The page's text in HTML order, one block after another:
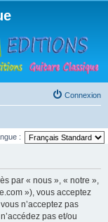
Connexion
:
par « nous », « notre »,
»), vous acceptez
n’acceptez pas
pas et/ou